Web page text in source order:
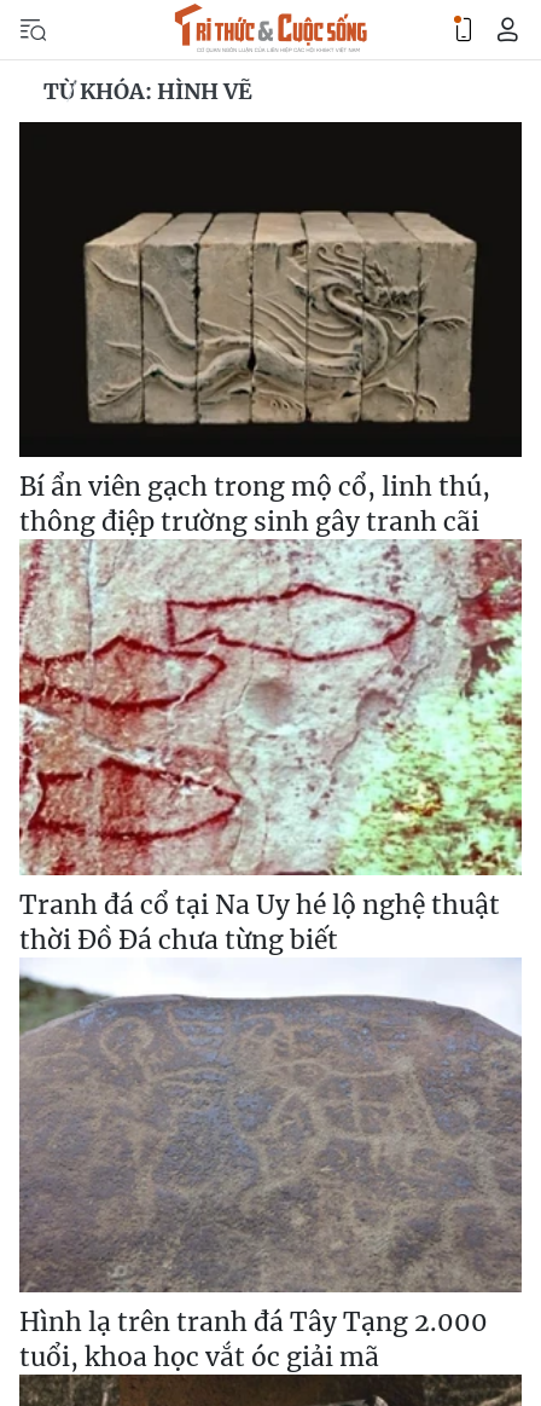
TỪ KHÓA: HÌNH VẼ
Bí ẩn viên gạch trong mộ cổ, linh thú,
thông điệp trường sinh gây tranh cãi
Tranh đá cổ tại Na Uy hé lộ nghệ thuật
thời Đồ Đá chưa từng biết
Hình lạ trên tranh đá Tây Tạng 2.000
tuổi, khoa học vắt óc giải mã